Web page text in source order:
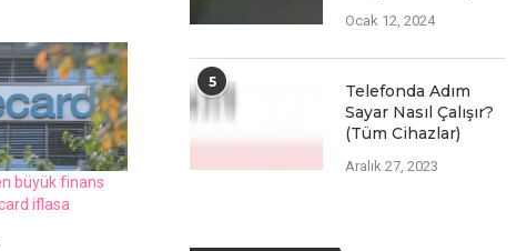
büyük finans
iflasa
Ocak 12, 2024
5
Telefonda Adım
Sayar Nasıl Çalışır?
(Tüm Cihazlar)
Aralık 27, 2023